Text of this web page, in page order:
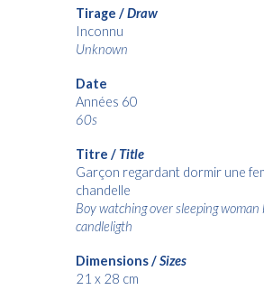
Tirage /Draw
Inconnu
Unknown
Date
Années 60
60s
Titre / Title
Garçon regardant dormir une
chandelle
Boy watching over sleeping woman
candleligth
Dimensions /Sizes
21 x 28 cm